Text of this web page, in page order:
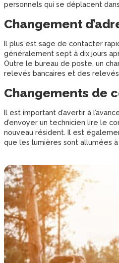
personnels qui se déplacent
Changement
Il plus est sage de contacter
généralement sept à dix jours
Outre le bureau de poste, un
relevés bancaires et des
Changements de
Il est important d’avertir à
d’envoyer un technicien lire le
nouveau résident. Il est
que les lumières sont allumées